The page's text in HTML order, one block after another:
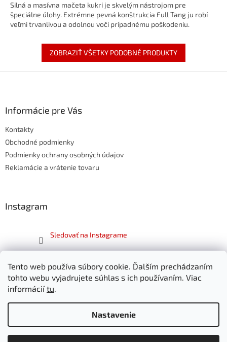
Tento web používa súbory cookie. Ďalším prechádzaním
tohto webu vyjadrujete súhlas s ich používaním. Viac
informáciítu.
Nastavenie
Silná a masívna mačeta kukri je skvelým nástrojom pre
špeciálne úlohy. Extrémne pevná konštrukcia Full Tang ju robí
veľmi trvanlivou a odolnou voči prípadnému poškodeniu.
ZOBRAZIŤ VŠETKY PODOBNÉ PRODUKTY
Informácie pre Vás
Kontakty
Obchodné podmienky
Podmienky ochrany osobných údajov
Reklamácie a vrátenie tovaru
Instagram
Sledovať na Instagrame
Facebook
Vytvoril Shoptet